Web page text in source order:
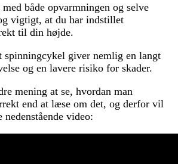
både opvarmningen og selve
vigtigt, at du har indstillet
til din højde.
giver nemlig en langt
og en lavere risiko for skader.
mening at se, hvordan man
end at læse om det, og derfor vil
video: